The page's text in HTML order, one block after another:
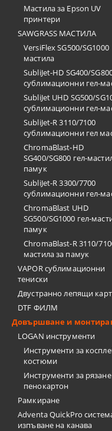
Мастила за Epson UV
принтери
SAWGRASS МАСТИЛА
VersiFlex SG500/SG1000
мастила
SubliJet-HD SG400/
сублимационни гел-
SubliJet UHD SG500/
сублимационни гел-
SubliJet-R 3110/7100
сублимационни гел
ChromaBlast-HD
SG400/SG800 гел-
памук
SubliJet-R 3300/7700
сублимационни гел-
ChromaBlast UHD
SG500/SG1000 гел-
памук
ChromaBlast-R 3110/
мастила за памук
VAPOR сублимационни
тениски
Двустранно лепящи
DTF ФИЛМ
Довършване и
LOGAN инструменти
Инструменти за
костюми
Инструменти за
пенокартон
Рамкиране
Adventa QuickPro
изпъване на канава